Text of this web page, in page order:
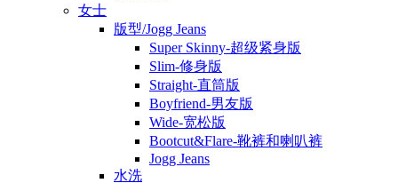
女士
版型/Jogg Jeans
Super Skinny-超级紧身版
Slim-修身版
Straight-直筒版
Boyfriend-男友版
Wide-宽松版
Bootcut&Flare-靴裤和喇叭裤
Jogg Jeans
水洗